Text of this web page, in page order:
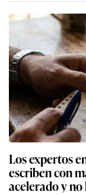
Los expertos
escriben con
acelerado y